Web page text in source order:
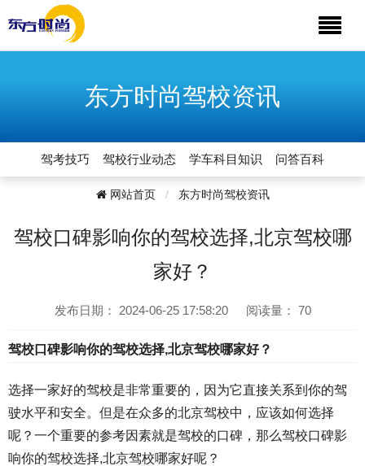
东方时尚驾校资讯
驾考技巧 驾校行业动态 学车科目知识 问答百科
网站首页 东方时尚驾校资讯
驾校口碑影响你的驾校选择,北京驾校哪
家好？
发布日期： 2024-06-25 17:58:20 阅读量： 70
驾校口碑影响你的驾校选择,北京驾校哪家好？
选择一家好的驾校是非常重要的，因为它直接关系到你的驾
驶水平和安全。但是在众多的北京驾校中，应该如何选择
呢？一个重要的参考因素就是驾校的口碑，那么驾校口碑影
响你的驾校选择,北京驾校哪家好呢？